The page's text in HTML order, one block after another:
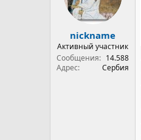
nickname
Активный участник
Сообщения
14.588
Адрес
Сербия